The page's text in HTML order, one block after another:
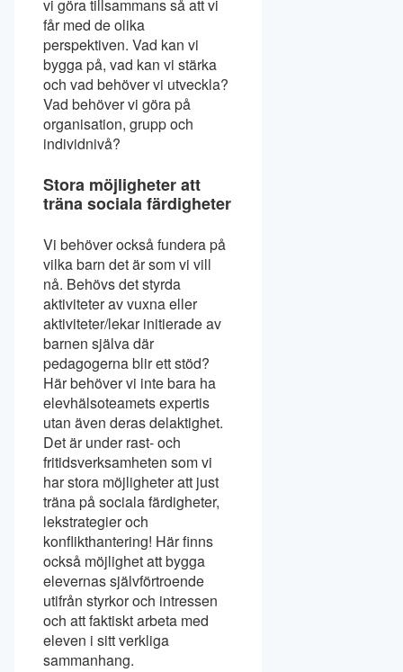
vi göra tillsammans så att vi
får med de olika
perspektiven. Vad kan vi
bygga på, vad kan vi stärka
och vad behöver vi utveckla?
Vad behöver vi göra på
organisation, grupp och
individnivå?
Stora möjligheter att
träna sociala färdigheter
Vi behöver också fundera på
vilka barn det är som vi vill
nå. Behövs det styrda
aktiviteter av vuxna eller
aktiviteter/lekar initierade av
barnen själva där
pedagogerna blir ett stöd?
Här behöver vi inte bara ha
elevhälsoteamets expertis
utan även deras delaktighet.
Det är under rast- och
fritidsverksamheten som vi
har stora möjligheter att just
träna på sociala färdigheter,
lekstrategier och
konflikthantering! Här finns
också möjlighet att bygga
elevernas självförtroende
utifrån styrkor och intressen
och att faktiskt arbeta med
eleven i sitt verkliga
sammanhang.